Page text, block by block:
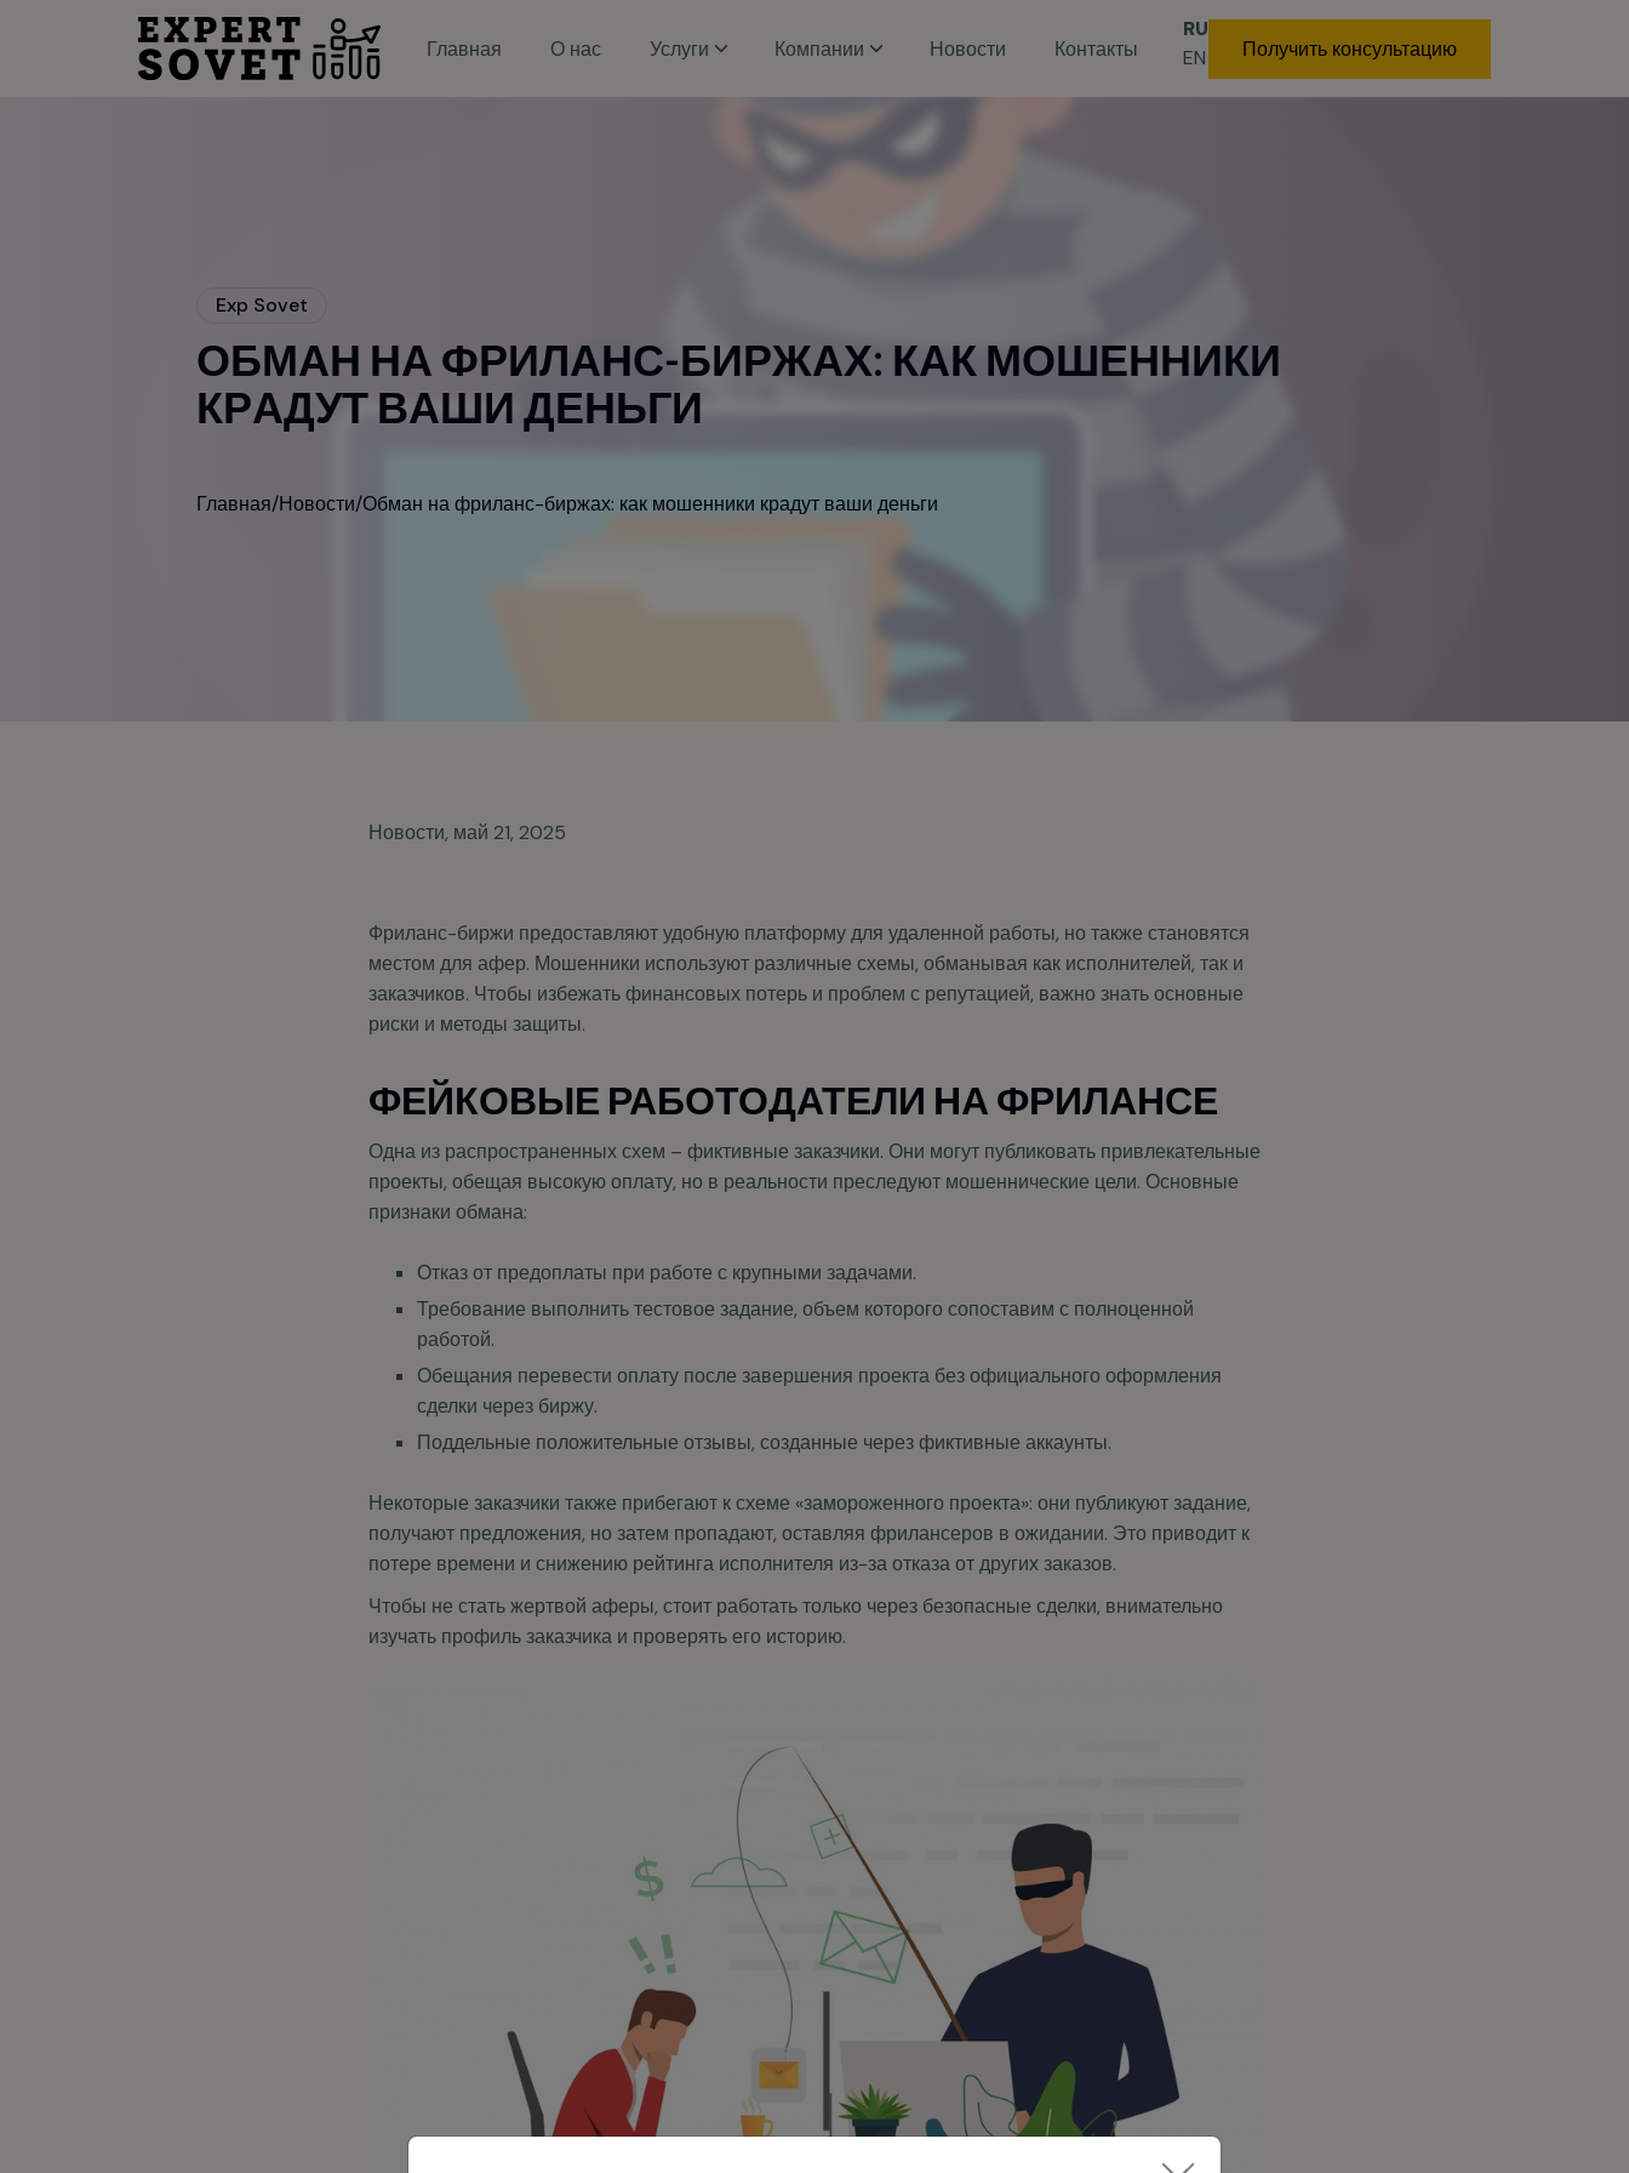
Главная О нас Услуги Компании Новости Контакты
RU
EN
Получить консультацию
Exp Sovet
ОБМАН НА ФРИЛАНС-БИРЖАХ: КАК МОШЕННИКИ
КРАДУТ ВАШИ ДЕНЬГИ
Главная/Новости/Обман на фриланс-биржах: как мошенники крадут ваши деньги
Новости, май 21, 2025
Фриланс-биржи предоставляют удобную платформу для удаленной работы, но также становятся
местом для афер. Мошенники используют различные схемы, обманывая как исполнителей, так и
заказчиков. Чтобы избежать финансовых потерь и проблем с репутацией, важно знать основные
риски и методы защиты.
ФЕЙКОВЫЕ РАБОТОДАТЕЛИ НА ФРИЛАНСЕ
Одна из распространенных схем – фиктивные заказчики. Они могут публиковать привлекательные
проекты, обещая высокую оплату, но в реальности преследуют мошеннические цели. Основные
признаки обмана:
Отказ от предоплаты при работе с крупными задачами.
Требование выполнить тестовое задание, объем которого сопоставим с полноценной
работой.
Обещания перевести оплату после завершения проекта без официального оформления
сделки через биржу.
Поддельные положительные отзывы, созданные через фиктивные аккаунты.
Некоторые заказчики также прибегают к схеме «замороженного проекта»: они публикуют задание,
получают предложения, но затем пропадают, оставляя фрилансеров в ожидании. Это приводит к
потере времени и снижению рейтинга исполнителя из-за отказа от других заказов.
Чтобы не стать жертвой аферы, стоит работать только через безопасные сделки, внимательно
изучать профиль заказчика и проверять его историю.